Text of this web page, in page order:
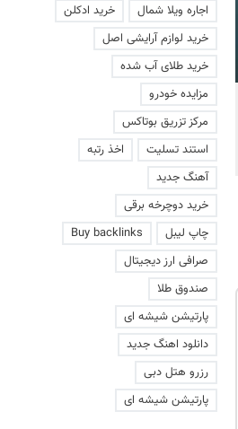
افشای اطلاعات برای ترور
بارون ترامپ | ماجرای قرار
عاشقانه با یک زن
اجاره ویلا شمال
خرید ادکلن
خرید لوازم آرایشی اصل
خرید طلای آب شده
مزایده خودرو
مرکز تزریق بوتاکس
استند تسلیت
اخذ رتبه
آهنگ جدید
خرید دوچرخه برقی
چاپ لیبل
Buy backlinks
صرافی ارز دیجیتال
صندوق طلا
پارتیشن شیشه ای
دانلود اهنگ جدید
رزرو هتل دبی
پارتیشن شیشه ای